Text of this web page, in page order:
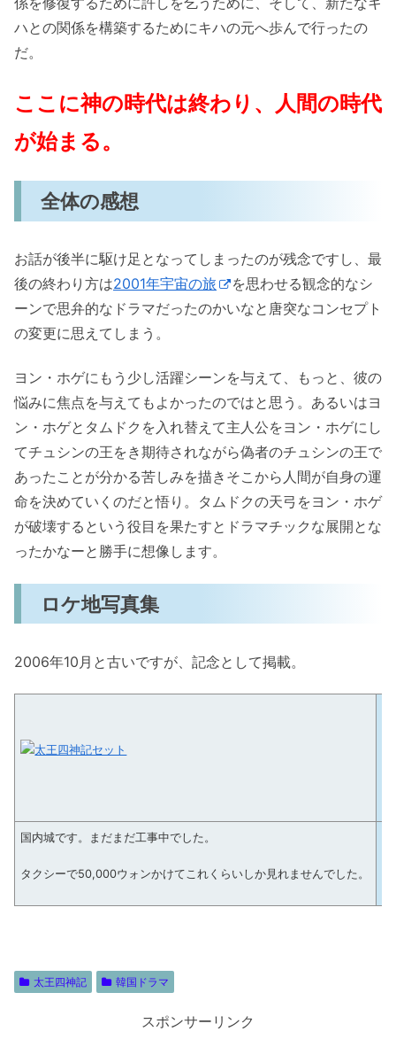
ハとの関係を構築するためにキハの元へ歩んで行ったの
だ。
ここに神の時代は終わり、人間の時代
が始まる。
全体の感想
お話が後半に駆け足となってしまったのが残念ですし、最
後の終わり方は2001年宇宙の旅
を思わせる観念的なシ
ーンで思弁的なドラマだったのかいなと唐突なコンセプト
の変更に思えてしまう。
ヨン・ホゲにもう少し活躍シーンを与えて、もっと、彼の
悩みに焦点を与えてもよかったのではと思う。あるいはヨ
ン・ホゲとタムドクを入れ替えて主人公をヨン・ホゲにし
てチュシンの王をき期待されながら偽者のチュシンの王で
あったことが分かる苦しみを描きそこから人間が自身の運
命を決めていくのだと悟り。タムドクの天弓をヨン・ホゲ
が破壊するという役目を果たすとドラマチックな展開とな
ったかなーと勝手に想像します。
ロケ地写真集
2006年10月と古いですが、記念として掲載。
国内城です。まだまだ工事中でした。
タクシーで50,000ウォンかけてこれくらいしか見れませんでした。
太王四神記 韓国ドラマ
スポンサーリンク